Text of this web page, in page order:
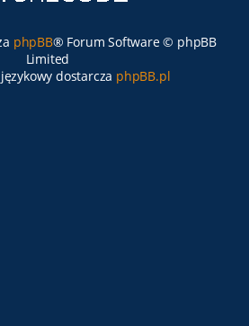
phpBB® Forum Software © phpBB
Limited
dostarcza phpBB.pl